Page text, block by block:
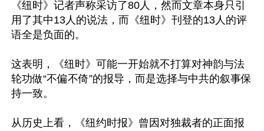
《纽时》记者声称采访了80人，然而文章本身只引
用了其中13人的说法，而《纽时》刊登的13人的评
语全是负面的。
这表明，《纽时》可能一开始就不打算对神韵与法
轮功做“不偏不倚”的报导，而是选择与中共的叙事保
持一致。
从历史上看，《纽约时报》曾因对独裁者的正面报